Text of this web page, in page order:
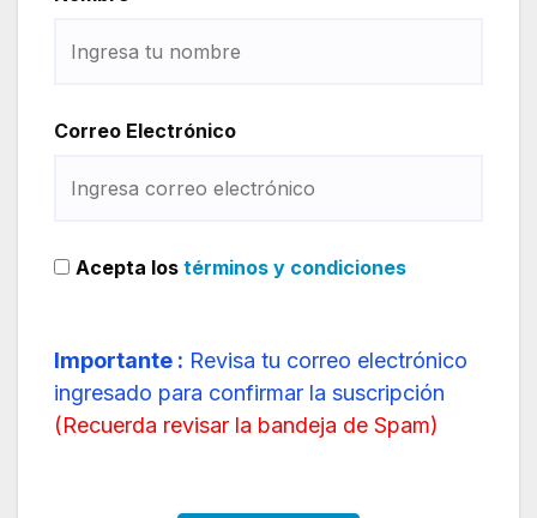
Correo Electrónico
Acepta los términos y condiciones
Importante : Revisa tu correo electrónico
ingresado para confirmar la suscripción
(Recuerda revisar la bandeja de Spam)